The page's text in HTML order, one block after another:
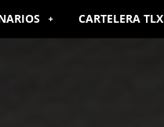
CARTELERA TLX